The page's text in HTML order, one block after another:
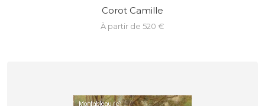
Corot Camille
à partir de 520 €